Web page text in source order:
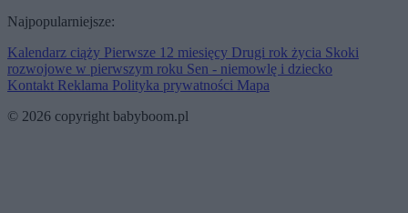
Najpopularniejsze:
Kalendarz ciąży Pierwsze 12 miesięcy Drugi rok życia Skoki
rozwojowe w pierwszym roku Sen - niemowlę i dziecko
Kontakt Reklama Polityka prywatności Mapa
© 2026 copyright babyboom.pl